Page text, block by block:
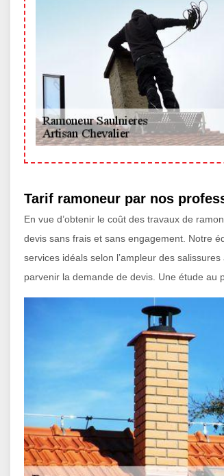
Tarif ramoneur par nos
En vue d’obtenir le coût des travaux de
devis sans frais et sans engagement. Notre
services idéals selon l’ampleur des
parvenir la demande de devis. Une étude au